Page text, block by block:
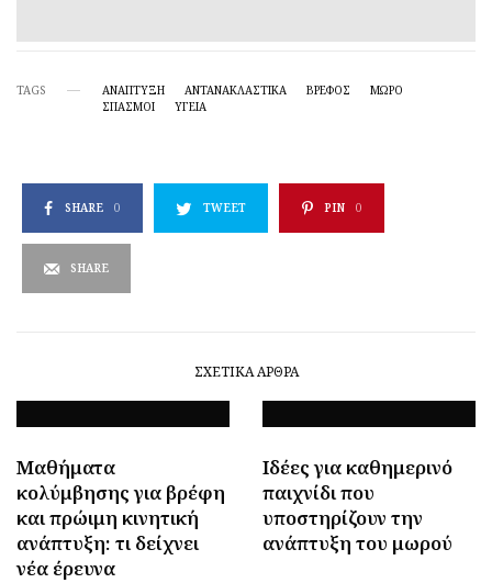
TAGS ΑΝΆΠΤΥΞΗ ΑΝΤΑΝΑΚΛΑΣΤΙΚΑ ΒΡΈΦΟΣ
ΜΩΡΌ
ΣΠΑΣΜΟΙ
ΥΓΕΊΑ
SHARE 0 TWEET PIN 0
SHARE
ΣΧΕΤΙΚΆ ΆΡΘΡΑ
Μαθήματα
κολύμβησης για βρέφη
και πρώιμη κινητική
ανάπτυξη: τι δείχνει
νέα έρευνα
Ιδέες για καθημερινό
παιχνίδι που
υποστηρίζουν την
ανάπτυξη του μωρού